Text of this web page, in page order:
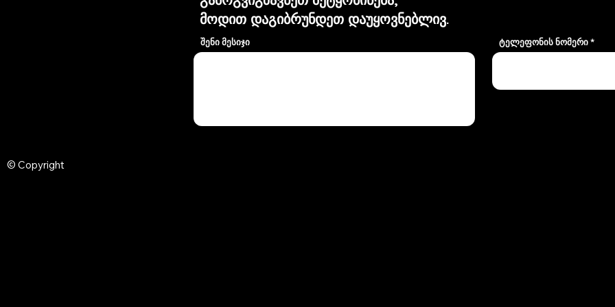
მოდით დაგიბრუნდეთ დაუყოვნებლივ.
შენი მესიჯი ტელეფონის ნომერი
© Copyright